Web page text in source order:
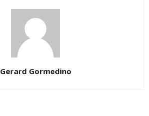
Gerard Gormedino